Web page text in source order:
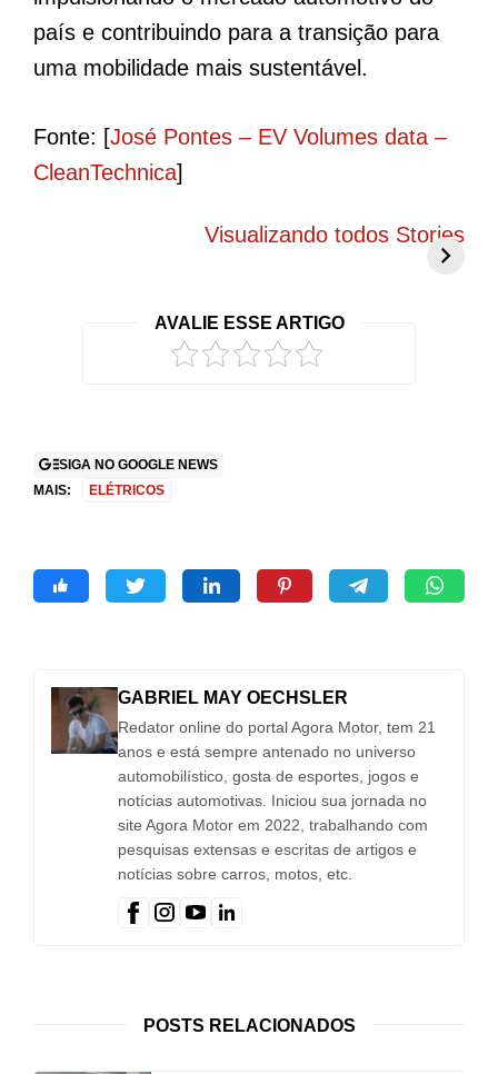
país e contribuindo para a transição para
uma mobilidade mais sustentável.
Fonte: [José Pontes – EV Volumes data –
CleanTechnica]
208 elétrico
Visualizando todos Stories
AVALIE ESSE ARTIGO
SIGA NO GOOGLE NEWS
MAIS:
ELÉTRICOS
GABRIEL MAY OECHSLER
Redator online do portal Agora Motor, tem 21
anos e está sempre antenado no universo
automobilístico, gosta de esportes, jogos e
notícias automotivas. Iniciou sua jornada no
site Agora Motor em 2022, trabalhando com
pesquisas extensas e escritas de artigos e
notícias sobre carros, motos, etc.
POSTS RELACIONADOS